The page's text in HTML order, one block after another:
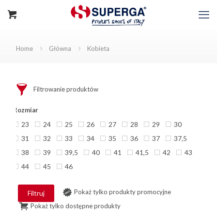
Home Główna Kobieta
Filtrowanie produktów
Rozmiar
23 24 25 26 27 28 29
30
31
32 33 34 35 36 37
37,5
38
39 39,5 40 41 41,5 42
43
44
45 46
Filtruj
Pokaż tylko produkty promocyjne
Pokaż tylko dostępne produkty